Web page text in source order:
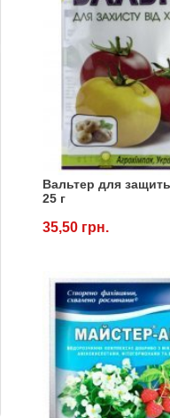
Вальтер для
25 г
35,50 грн.